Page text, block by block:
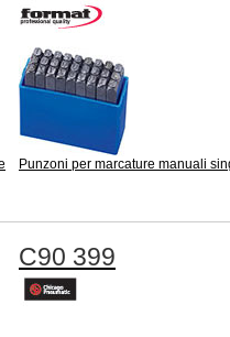
Punzoni per marcature manuali
C90 399